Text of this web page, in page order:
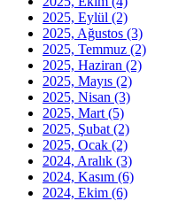
2025, Eylül (2)
2025, Ağustos (3)
2025, Temmuz (2)
2025, Haziran (2)
2025, Mayıs (2)
2025, Nisan (3)
2025, Mart (5)
2025, Şubat (2)
2025, Ocak (2)
2024, Aralık (3)
2024, Kasım (6)
2024, Ekim (6)